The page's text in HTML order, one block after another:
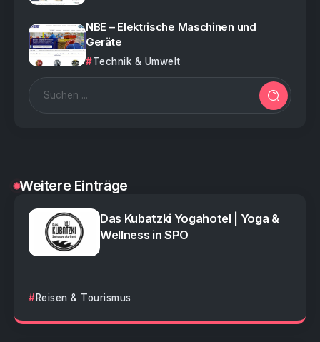
NBE – Elektrische Maschinen und
Geräte
Technik & Umwelt
Weitere Einträge
Das Kubatzki Yogahotel | Yoga &
Wellness in SPO
Reisen & Tourismus